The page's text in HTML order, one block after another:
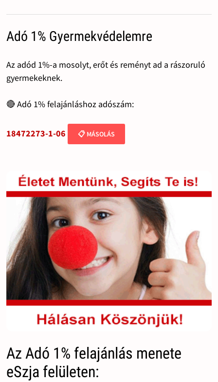
Adó 1% Gyermekvédelemre
Az adód 1%-a mosolyt, erőt és reményt ad a rászoruló
gyermekeknek.
🔴 Adó 1% felajánláshoz adószám:
18472273-1-06 📋 MÁSOLÁS
Az Adó 1% felajánlás menete
eSzja felületen: